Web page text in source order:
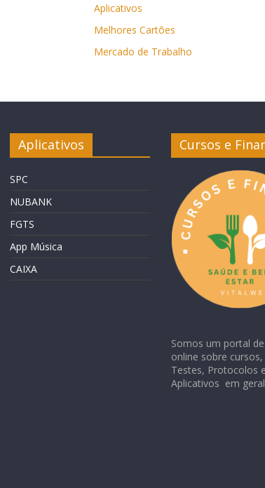
Aplicativos
Melhores Cartões
Mercado de Trabalho
Aplicativos
SPC
NUBANK
FGTS
App Música
CAIXA
Cursos e
Somos um portal
online sobre
Testes, Protocolos e
Aplicativos em